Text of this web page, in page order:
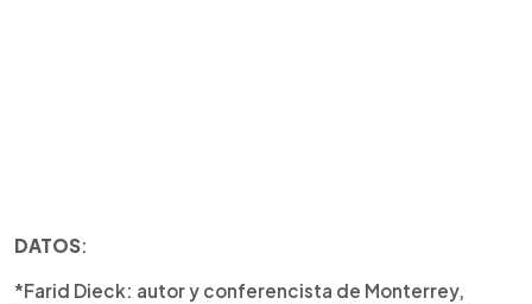
DATOS:
*Farid Dieck: autor y conferencista de Monterrey,